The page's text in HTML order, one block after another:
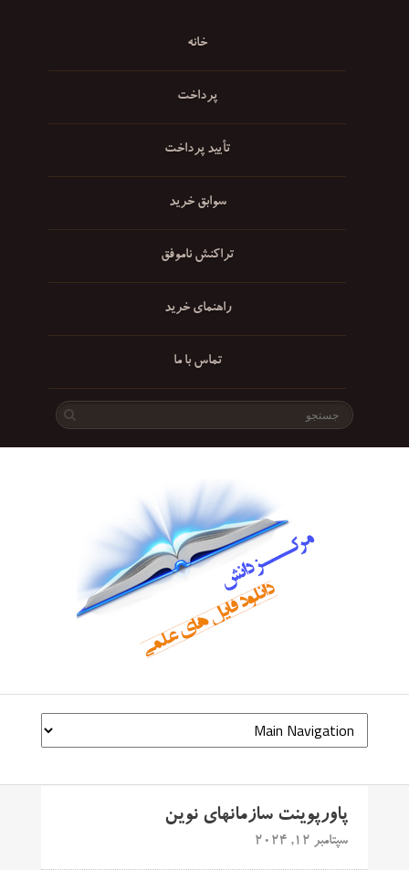
خانه
پرداخت
تأیید پرداخت
سوابق خرید
تراکنش ناموفق
راهنمای خرید
تماس با ما
پاورپوینت سازمانهای نوین
سپتامبر 12, 2024